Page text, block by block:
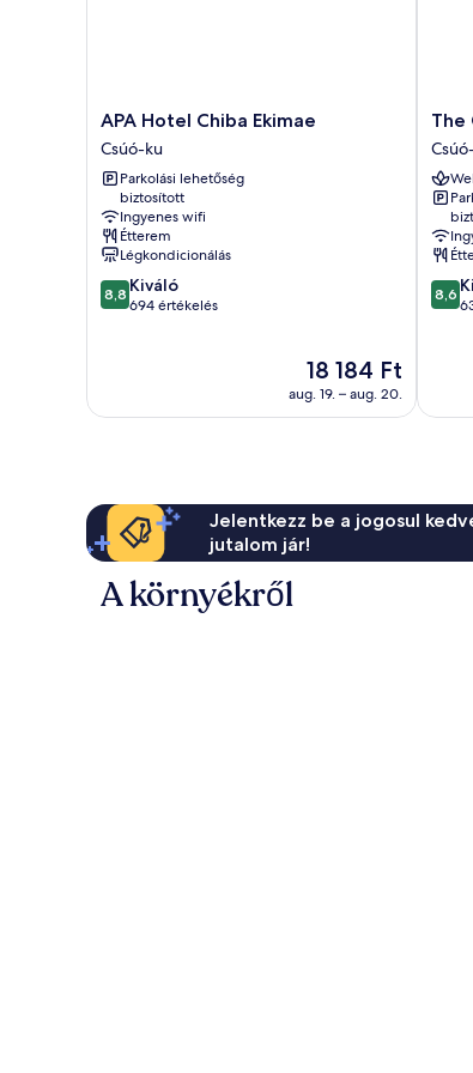
APA
Hotel
Chiba
Ekimae
Csúó-
ku
APA Hotel Chiba Ekimae
Csúó-ku
Parkolási lehetőség
biztosított
Ingyenes wifi
Étterem
Légkondicionálás
8.8
ennyiből:
8,8 Kiváló
694 értékelés
Az
ár
18 184 Ft
18 184 Ft
aug. 19. – aug. 20.
The
Qube
Hotel
Chiba
Csúó-
ku
The
8.6
8,6
Jelentkezz be a jogosul
jutalom jár!
A környékről